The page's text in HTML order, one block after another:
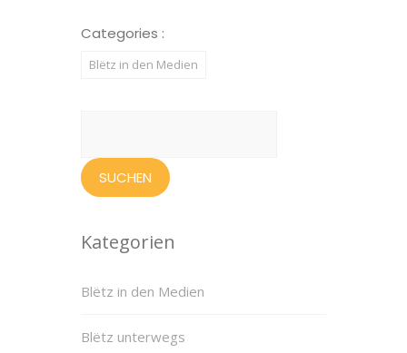
Categories :
Blëtz in den Medien
Kategorien
Blëtz in den Medien
Blëtz unterwegs